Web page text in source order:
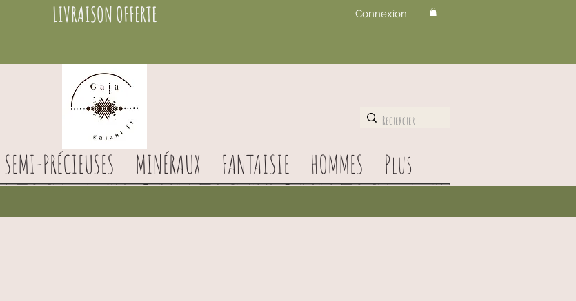
LIVRAISON OFFERTE Connexion
SEMI-PRÉCIEUSES MINÉRAUX FANTAISIE HOMMES Plus